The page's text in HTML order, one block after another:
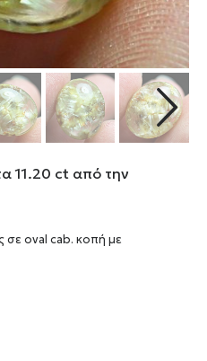
11.20 ct από την
σε oval cab. κοπή με